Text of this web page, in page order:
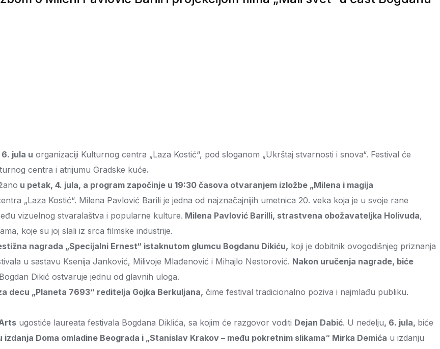
jula u organizaciji Kulturnog centra „Laza Kostić“, pod sloganom „Ukrštaj stvarnosti i snova“. Festival će
centra i atrijumu Gradske kuće.
u petak, 4. jula, a program započinje u 19:30 časova otvaranjem izložbe „Milena i magija
„Laza Kostić“. Milena Pavlović Barili je jedna od najznačajnijih umetnica 20. veka koja je u svoje rane
vizuelnog stvaralaštva i popularne kulture. Milena Pavlović Barilli, strastvena obožavateljka Holivuda,
koje su joj slali iz srca filmske industrije.
nagrada „Specijalni Ernest“ istaknutom glumcu Bogdanu Dikiću, koji je dobitnik ovogodišnjeg priznanja
u sastavu Ksenija Janković, Milivoje Mlađenović i Mihajlo Nestorović. Nakon uručenja nagrade, biće
Dikić ostvaruje jednu od glavnih uloga.
decu „Planeta 7693“ reditelja Gojka Berkuljana, čime festival tradicionalno poziva i najmlađu publiku.
ugostiće laureata festivala Bogdana Diklića, sa kojim će razgovor voditi Dejan Dabić. U nedelju, 6. jula, biće
izdanja Doma omladine Beograda i „Stanislav Krakov – među pokretnim slikama“ Mirka Demića u izdanju